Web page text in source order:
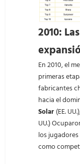
2010:
En 2010, el
primeras
fabricantes
hacia el
Solar (EE.
UU.)
los
como